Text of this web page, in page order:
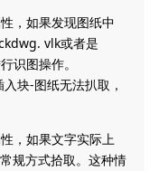
，如果发现图纸中
vlk或者是
识图操作。
块-图纸无法扒取，
，如果文字实际上
规方式拾取。这种情